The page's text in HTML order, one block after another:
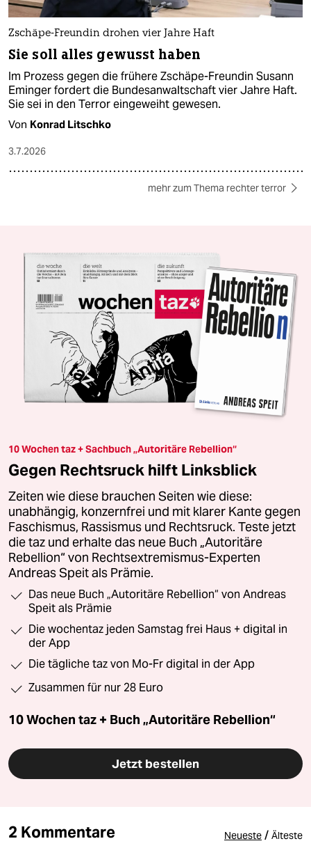
Zschäpe-Freundin drohen vier Jahre Haft
Sie soll alles gewusst haben
Im Prozess gegen die frühere Zschäpe-Freundin Susann
Eminger fordert die Bundesanwaltschaft vier Jahre Haft.
Sie sei in den Terror eingeweiht gewesen.
Von Konrad Litschko
3.7.2026
mehr zum Thema rechter terror
10 Wochen taz + Sachbuch „Autoritäre Rebellion“
Gegen Rechtsruck hilft Linksblick
Zeiten wie diese brauchen Seiten wie diese:
unabhängig, konzernfrei und mit klarer Kante gegen
Faschismus, Rassismus und Rechtsruck. Teste jetzt
die taz und erhalte das neue Buch „Autoritäre
Rebellion“ von Rechtsextremismus-Experten
Andreas Speit als Prämie.
Das neue Buch „Autoritäre Rebellion“ von Andreas
Speit als Prämie
Die wochentaz jeden Samstag frei Haus + digital in
der App
Die tägliche taz von Mo-Fr digital in der App
Zusammen für nur 28 Euro
10 Wochen taz + Buch „Autoritäre Rebellion“
Jetzt bestellen
2 Kommentare Neueste / Älteste